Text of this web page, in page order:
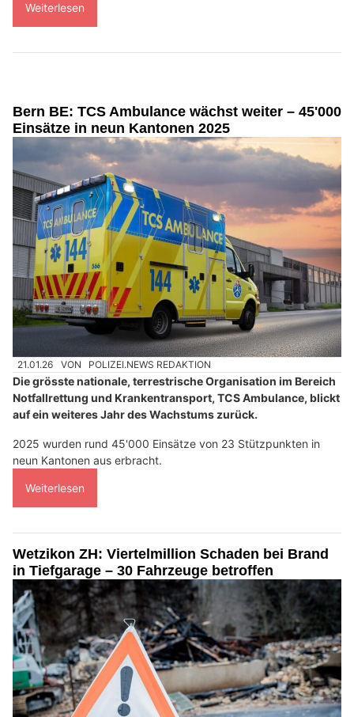
Weiterlesen
Bern BE: TCS Ambulance wächst weiter – 45'000
Einsätze in neun Kantonen 2025
21.01.26 VON POLIZEI.NEWS REDAKTION
Die grösste nationale, terrestrische Organisation im Bereich
Notfallrettung und Krankentransport, TCS Ambulance, blickt
auf ein weiteres Jahr des Wachstums zurück.
2025 wurden rund 45'000 Einsätze von 23 Stützpunkten in
neun Kantonen aus erbracht.
Weiterlesen
Wetzikon ZH: Viertelmillion Schaden bei Brand
in Tiefgarage – 30 Fahrzeuge betroffen